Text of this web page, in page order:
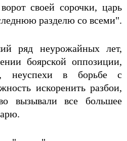
своей сорочки, царь
разделю со всеми".
ряд неурожайных лет,
боярской оппозиции,
неуспехи в борьбе с
искоренить разбои,
вызывали все большее